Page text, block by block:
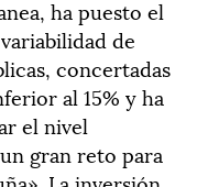
ha puesto el
de
concertadas
al 15% y ha
el nivel
gran reto para